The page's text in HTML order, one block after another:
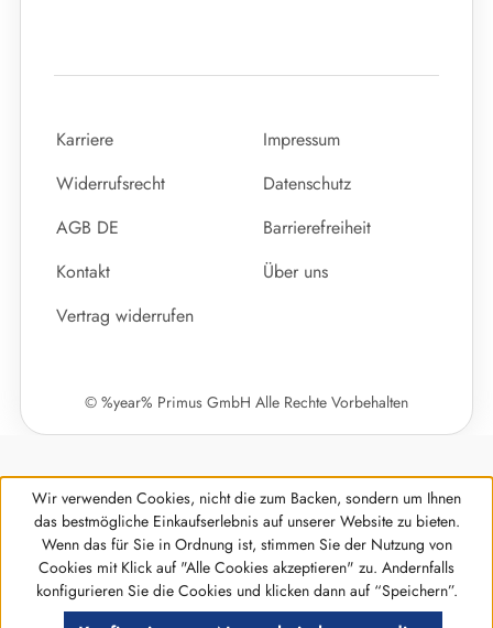
Karriere
Impressum
Widerrufsrecht
Datenschutz
AGB DE
Barrierefreiheit
Kontakt
Über uns
Vertrag widerrufen
© %year% Primus GmbH Alle Rechte Vorbehalten
Werkzeugleiste anzeigen
Wir verwenden Cookies, nicht die zum Backen, sondern um Ihnen
das bestmögliche Einkaufserlebnis auf unserer Website zu bieten.
Wenn das für Sie in Ordnung ist, stimmen Sie der Nutzung von
Cookies mit Klick auf "Alle Cookies akzeptieren" zu. Andernfalls
konfigurieren Sie die Cookies und klicken dann auf “Speichern”.